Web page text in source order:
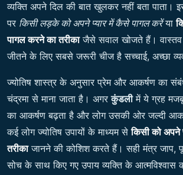
व्यक्ति अपने दिल की बात खुलकर नहीं बता पाता।
पर किसी लड़के को अपने प्यार में कैसे पागल करेंया
पागल करने का तरीकाजैसे सवाल खोजते हैं। वास्तव
जीतने के लिए सबसे जरूरी चीज है सच्चाई, अच्छा
ज्योतिष शास्त्र के अनुसार प्रेम और आकर्षण का
चंद्रमा से माना जाता है। अगरकुंडलीमें ये ग्रह
का आकर्षण बढ़ता है और लोग उसकी ओर जल्दी
कई लोग ज्योतिष उपायों के माध्यम सेकिसी को अपने
तरीकाजानने की कोशिश करते हैं। सही मंत्र जाप,
सोच के साथ किए गए उपाय व्यक्ति के आत्मविश्वास